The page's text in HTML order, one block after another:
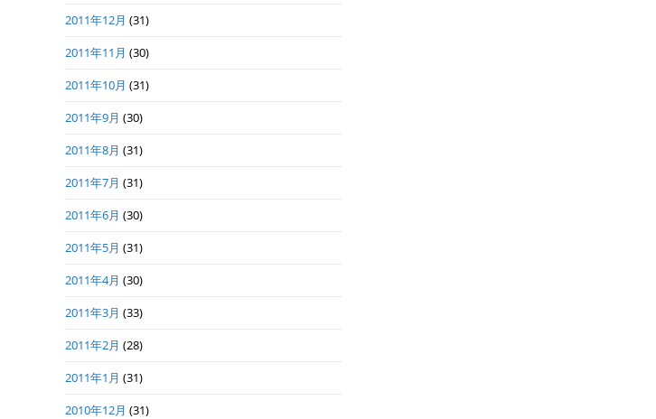
2011年12月 (31)
2011年11月 (30)
2011年10月 (31)
2011年9月 (30)
2011年8月 (31)
2011年7月 (31)
2011年6月 (30)
2011年5月 (31)
2011年4月 (30)
2011年3月 (33)
2011年2月 (28)
2011年1月 (31)
2010年12月 (31)